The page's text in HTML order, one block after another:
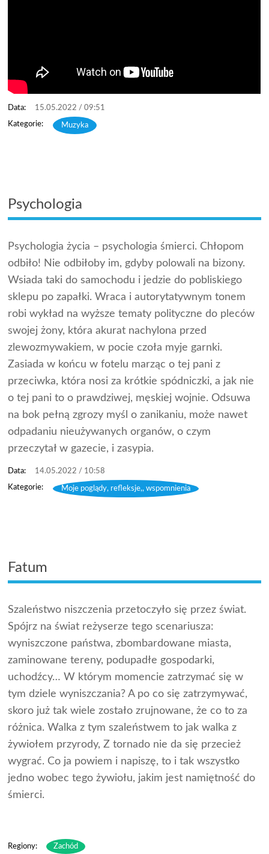
15.05.2022 / 09:51
Muzyka
Psychologia
Psychologia życia – psychologia śmierci. Chłopom
odbiło! Nie odbiłoby im, gdyby polowali na bizony.
Wsiada taki do samochodu i jedzie do pobliskiego
sklepu po zapałki. Wraca i autorytatywnym tonem
robi wykład na wyższe tematy polityczne do pleców
swojej żony, która akurat nachylona przed
zlewozmywakiem, w pocie czoła myje garnki.
Zasiada w końcu w fotelu marząc o tej pani z
przeciwka, która nosi za krótkie spódniczki, a jak nie
o tej pani to o prawdziwej, męskiej wojnie. Odsuwa
na bok pełną zgrozy myśl o zanikaniu, może nawet
odpadaniu nieużywanych organów, o czym
przeczytał w gazecie, i zasypia.
14.05.2022 / 10:58
Moje poglądy, refleksje,, wspomnienia
Fatum
Szaleństwo niszczenia przetoczyło się przez świat.
Spójrz na świat reżyserze tego scenariusza:
wyniszczone państwa, zbombardowane miasta,
zaminowane tereny, podupadłe gospodarki,
uchodźcy… W którym momencie zatrzymać się w
tym dziele wyniszczania? A po co się zatrzymywać,
skoro już tak wiele zostało zrujnowane, że co to za
różnica. Walka z tym szaleństwem to jak walka z
żywiołem przyrody, Z tornado nie da się przecież
wygrać. Co ja powiem i napiszę, to i tak wszystko
jedno wobec tego żywiołu, jakim jest namiętność do
śmierci.
Regiony: Zachód